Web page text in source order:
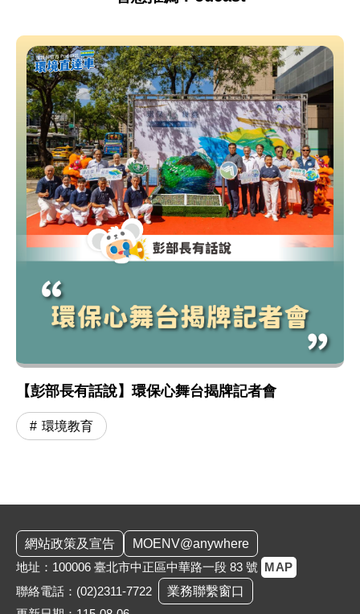
【彭部長有話說】環保心舞台揭牌記者會
環境教育
網站政策及宣告
MOENV@anywhere
地址：100006 臺北市中正區中華路一段 83 號 MAP
聯絡電話： (02)2311-7722
業務聯繫窗口